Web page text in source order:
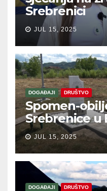
Srebrenici
JUL 15, 2025
DOGAĐAJI DRUŠTVO
Spomen-
Srebrenice u
JUL 15, 2025
DOGAĐAJI DRUŠTVO